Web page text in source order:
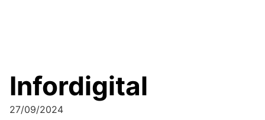
Infordigital
27/09/2024